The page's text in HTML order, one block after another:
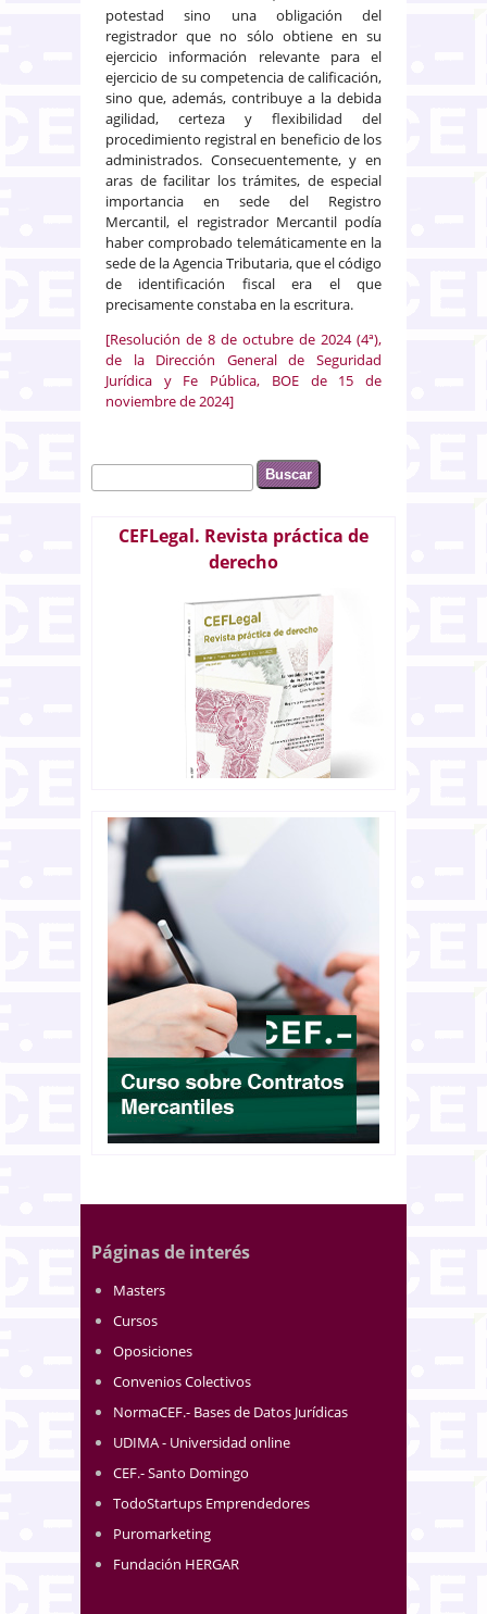
potestad sino una obligación del
registrador que no sólo obtiene en su
ejercicio información relevante para el
ejercicio de su competencia de calificación,
sino que, además, contribuye a la debida
agilidad, certeza y flexibilidad del
procedimiento registral en beneficio de los
administrados. Consecuentemente, y en
aras de facilitar los trámites, de especial
importancia en sede del Registro
Mercantil, el registrador Mercantil podía
haber comprobado telemáticamente en la
sede de la Agencia Tributaria, que el código
de identificación fiscal era el que
precisamente constaba en la escritura.
[Resolución de 8 de octubre de 2024 (4ª),
de la Dirección General de Seguridad
Jurídica y Fe Pública, BOE de 15 de
noviembre de 2024]
Formulario de búsqueda
Buscar
CEFLegal. Revista práctica de
derecho
Páginas de interés
Masters
Cursos
Oposiciones
Convenios Colectivos
NormaCEF.- Bases de Datos Jurídicas
UDIMA - Universidad online
CEF.- Santo Domingo
TodoStartups Emprendedores
Puromarketing
Fundación HERGAR